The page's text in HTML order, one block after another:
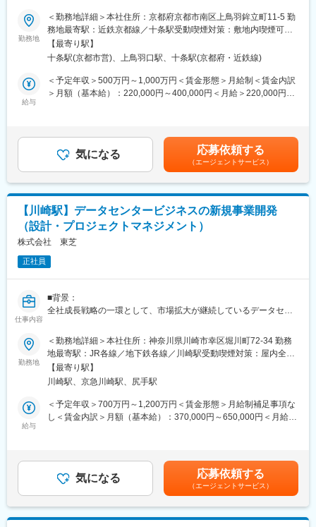
課題解決に取り組んでいます。
■職務内容：
半導体（検査・計測）領域における新事業（Metrology）の事業企
画・戦略担当として、中長期目標の達成に向けた戦略／企画の立
案と実行推進を担っていただきます。
◎主な業務（例）
進 など
・顧客課題・技術トレンド・市場動向を整理し、戦略ストーリー
として資料化
・開発・営業・海外グループ会社のメンバーと連携し、戦略立案
から実行までを推進
・対象マーケットごとの競合メーカーのベンチマーク など
※上記をチームで一緒に進めていくスタイルです。
■やりがい、魅力：
・AI・データセンター拡大を背景に、今後も成長が続く半導体産
業の最前線で経験を積めむことができます。
点に、開発・営業・海外メンバーと連携して「戦略を描く」
→「実行につなげる」まで担うポジションです。
新事業の立ち上げフェーズで、裁量とスピード感をもった業務を
希望される方にマッチするポジションです。
■募集背景：
・堀場エステック社の新事業であるMetrology（検査・計測）製品
変更の範囲：会社の定める業務
勤務地
＜勤務地詳細＞本社住所：京都府京都市南区上鳥羽鉾立町11-5 勤
務地最寄駅：近鉄京都線／十条駅受動喫煙対策：敷地内喫煙可能
場所あり変更の範囲：会社の定める事業所（リモートワーク含
む）
【最寄り駅】
十条駅(京都市営)、上鳥羽口駅、十条駅(京都府・近鉄線)
給与
＜予定年収＞500万円～1,000万円＜賃金形態＞月給制＜賃金内訳
＞月額（基本給）：220,000円～400,000円＜月給＞220,000円～
考を通じて上下する可能性があります。月給(月額)は固定手当を含
めた表記です。
気になる 応募依頼する
（エージェントサービス）
【川崎駅】データセンタービジネスの新規事業開発
（設計・プロジェクトマネジメント）
株式会社 東芝
正社員
仕事内容
■背景：
全社成長戦略の一環として、市場拡大が継続しているデータセン
ス不足、電力不足等)をグループ総合力を用いて解決していくこと
を目指しています。今後変化が予想されるデータセンター業界(地
方分散化、ワットビット等)において、高いアンテナやリサーチス
キルを持ち、加えて柔軟かつ迅速な実行力を有する人材を募集し
ます。
当部門は、東芝グループ全体のデータセンター事業を取り纏めて
ワンストップで対応することをミッションとしており、全社横断
■業務内容：
・顧客の求める最適なデータセンターのソリューションを提案／
勤務地
＜勤務地詳細＞本社住所：神奈川県川崎市幸区堀川町72-34 勤務
地最寄駅：JR各線／地下鉄各線／川崎駅受動喫煙対策：屋内全面
禁煙変更の範囲：会社の定める事業所
【最寄り駅】
川崎駅、京急川崎駅、尻手駅
給与
＜予定年収＞700万円～1,200万円＜賃金形態＞月給制補足事項な
し＜賃金内訳＞月額（基本給）：370,000円～650,000円＜月給＞
1回■賞与：年2回（7月・12月）※業績連動型となります。賃金は
あくまでも目安の金額であり、選考を通じて上下する可能性があ
ります。月給(月額)は固定手当を含めた表記です。
気になる 応募依頼する
（エージェントサービス）